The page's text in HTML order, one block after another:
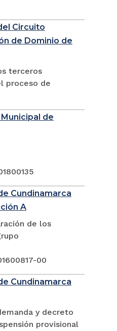
Circuito
de Dominio de
terceros
proceso de
de
Cundinamarca
A
de los
00
Cundinamarca
y decreto
provisional